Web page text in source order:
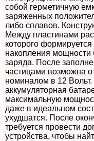
собой герметичную
заряженных
либо сплавов.
Между пластинами
которого
накопления мощности
заряда. После
частицами возможна
номиналом в 12 Вольт.
аккумуляторная
максимальную
даже в идеальном
ухудшатся. После
требуется провести
устройства, чтобы